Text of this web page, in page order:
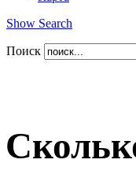
Show Search
Поиск